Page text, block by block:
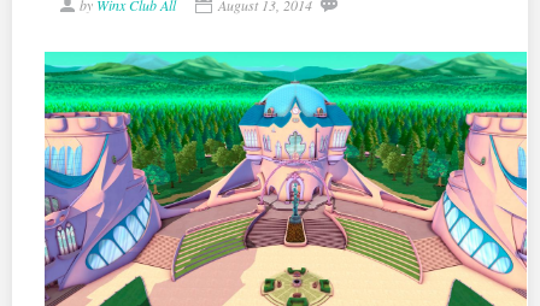
by Winx Club All August 13, 2014